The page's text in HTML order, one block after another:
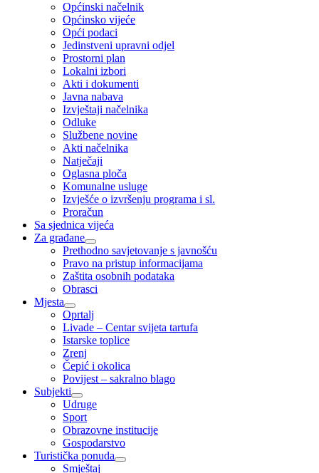
Općinski načelnik
Općinsko vijeće
Opći podaci
Jedinstveni upravni odjel
Prostorni plan
Lokalni izbori
Akti i dokumenti
Javna nabava
Izvještaji načelnika
Odluke
Službene novine
Akti načelnika
Natječaji
Oglasna ploča
Komunalne usluge
Izvješće o izvršenju programa i sl.
Proračun
Sa sjednica vijeća
Za građane
Prethodno savjetovanje s javnošću
Pravo na pristup informacijama
Zaštita osobnih podataka
Obrasci
Mjesta
Oprtalj
Livade – Centar svijeta tartufa
Istarske toplice
Zrenj
Čepić i okolica
Povijest – sakralno blago
Subjekti
Udruge
Sport
Obrazovne institucije
Gospodarstvo
Turistička ponuda
Smještaj